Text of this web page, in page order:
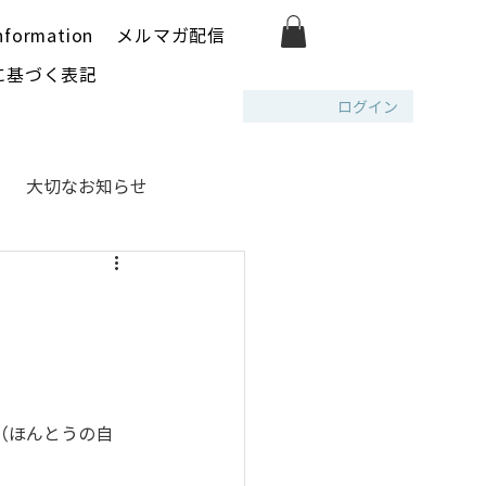
メルマガ配信
づく表記
ログイン
大切なお知らせ
ほんとうの自